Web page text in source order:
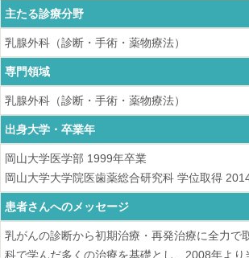
主たる診療分野
乳腺外科（診断・手術・薬物療法）
専門領域
乳腺外科（診断・手術・薬物療法）
出身大学・卒業年
岡山大学医学部 1999年卒業
岡山大学大学院医歯薬総合研究科 学位取得
患者さんへのメッセージ
乳がんの診断から初期治療・再発治療に全力で
科で学んだ多くの治療を基礎とし、2008年よ